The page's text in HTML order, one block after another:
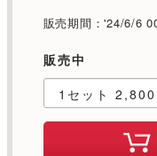
販売期間：'24/6/6
販売中